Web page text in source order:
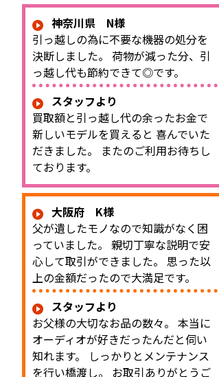
神奈川県 N様
引っ越しの為に不要な機器の処分を
決断しました。 荷物が減った分、引
っ越し代も節約できて◎です。
スタッフより
買取額と引っ越し代の余ったお金で
新しいモデルを買えると 喜んでいた
だきました。 またのご利用お待ちし
ております。
大阪府 K様
父が遺したモノなので知識がなく困
っていました。 親切丁寧な説明で安
心して取引ができました。 思った以
上の金額だったので大満足です。
スタッフより
お父様の大切なお品の数々。 本当に
オーディオが好きだったんだと伺い
知れます。 しっかりとメンテナンス
を行い橋渡し。 お取引ありがとうご